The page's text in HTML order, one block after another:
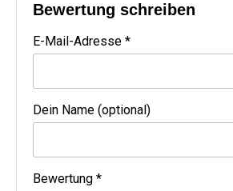
Bewertung schreiben
E-Mail-Adresse *
Dein Name (optional)
Bewertung *